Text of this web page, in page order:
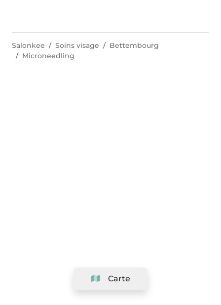
Carte
Salonkee Soins visage
Bettembourg
Microneedling